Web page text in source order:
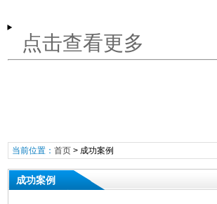
点击查看更多
当前位置： 首页> 成功案例
成功案例